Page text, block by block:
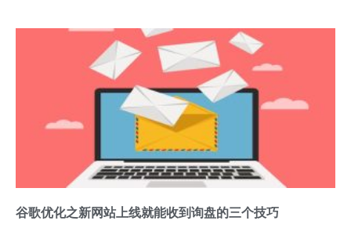
谷歌优化之新网站上线就能收到询盘的三个技巧